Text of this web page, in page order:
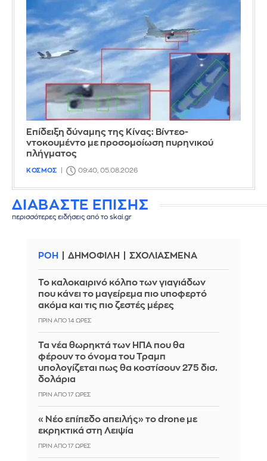
Επίδειξη δύναμης της Κίνας: Βίντεο-
ντοκουμέντο με προσομοίωση πυρηνικού
πλήγματος
ΚΟΣΜΟΣ 09:40, 05.08.2026
ΔΙΑΒΑΣΤΕ ΕΠΙΣΗΣ
περισσότερες ειδήσεις από το skai.gr
ΡΟΗ ΔΗΜΟΦΙΛΗ ΣΧΟΛΙΑΣΜΕΝΑ
Το καλοκαιρινό κόλπο των γιαγιάδων
που κάνει το μαγείρεμα πιο υποφερτό
ακόμα και τις πιο ζεστές μέρες
ΠΡΙΝ ΑΠΌ 14 ΏΡΕΣ
Τα νέα θωρηκτά των ΗΠΑ που θα
φέρουν το όνομα του Τραμπ
υπολογίζεται πως θα κοστίσουν 275 δισ.
δολάρια
ΠΡΙΝ ΑΠΌ 17 ΏΡΕΣ
«Νέο επίπεδο απειλής» το drone με
εκρηκτικά στη Λειψία
ΠΡΙΝ ΑΠΌ 17 ΏΡΕΣ